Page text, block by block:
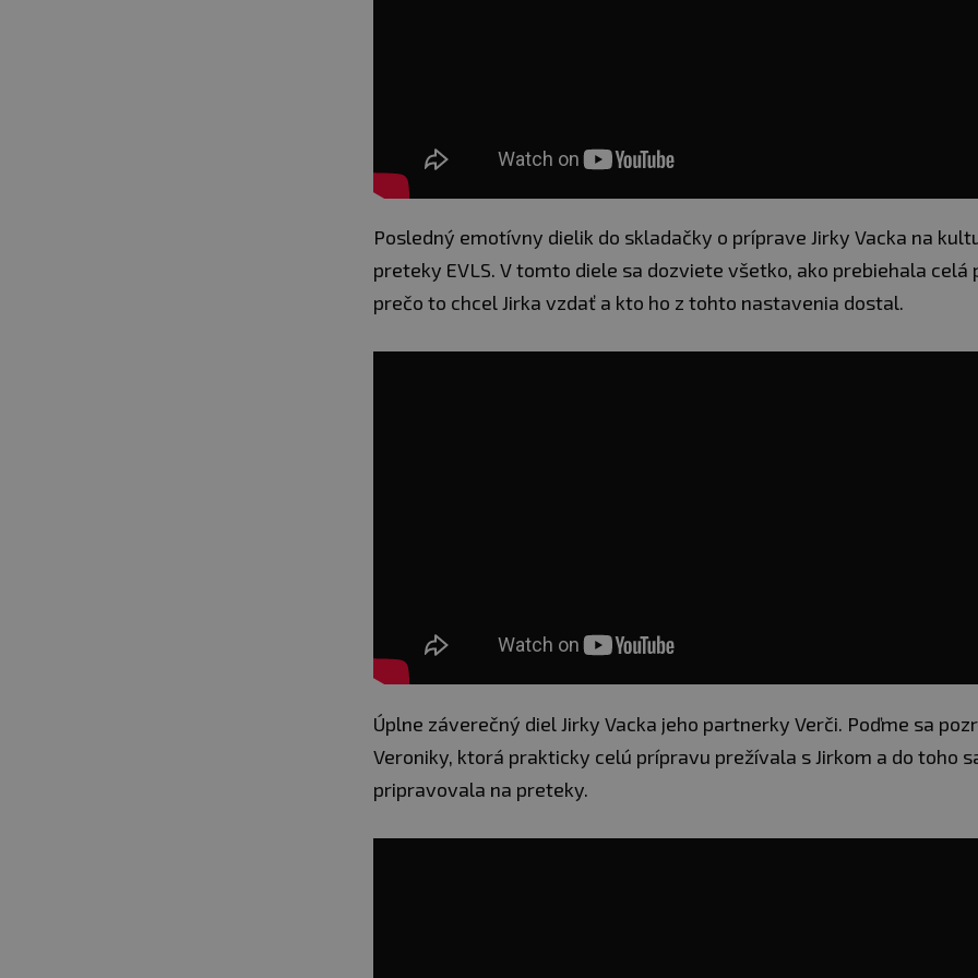
Posledný emotívny dielik do skladačky o príprave Jirky Vacka na
preteky EVLS. V tomto diele sa dozviete všetko, ako prebiehala celá
prečo to chcel Jirka vzdať a kto ho z tohto nastavenia dostal.
Úplne záverečný diel Jirky Vacka jeho partnerky Verči. Poďme sa
Veroniky, ktorá prakticky celú prípravu prežívala s Jirkom a do toho
pripravovala na preteky.